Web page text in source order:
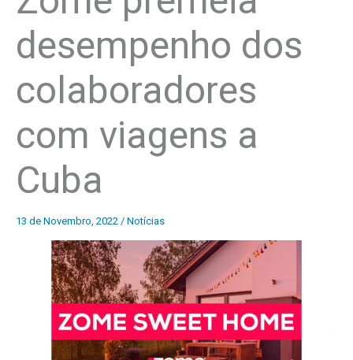
desempenho dos
colaboradores
com viagens a
Cuba
13 de Novembro, 2022 / Notícias